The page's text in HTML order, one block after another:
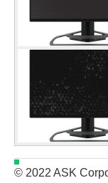
© 2022 ASK